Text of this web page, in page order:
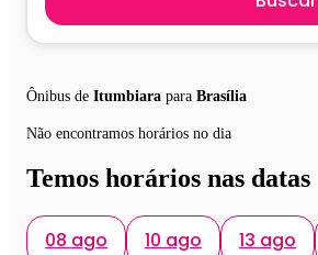
Ônibus de Itumbiara para Brasília
Não encontramos horários no dia
Temos horários nas datas
08 ago 10 ago 13 ago